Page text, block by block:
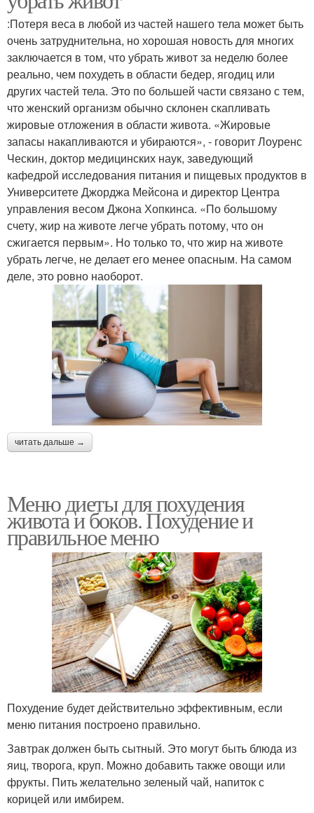
Сбалансированная
диета
Диета для мужчин
Быстрая диета Кефирная монодиета
Диета против боков Арбуз на диете
Арбузная диета
:Потеря веса в любой из частей нашего тела может быть
очень затруднительна, но хорошая новость для многих
заключается в том, что убрать живот за неделю более
реально, чем похудеть в области бедер, ягодиц или
других частей тела. Это по большей части связано с тем,
что женский организм обычно склонен скапливать
жировые отложения в области живота. «Жировые
запасы накапливаются и убираются», - говорит Лоуренс
Ческин, доктор медицинских наук, заведующий
кафедрой исследования питания и пищевых продуктов в
Университете Джорджа Мейсона и директор Центра
управления весом Джона Хопкинса. «По большому
счету, жир на животе легче убрать потому, что он
сжигается первым». Но только то, что жир на животе
убрать легче, не делает его менее опасным. На самом
деле, это ровно наоборот.
читать дальше →
Меню диеты для похудения
живота и боков. Похудение и
правильное меню
Похудение будет действительно эффективным, если
меню питания построено правильно.
Завтрак должен быть сытный. Это могут быть блюда из
яиц, творога, круп. Можно добавить также овощи или
фрукты. Пить желательно зеленый чай, напиток с
корицей или имбирем.